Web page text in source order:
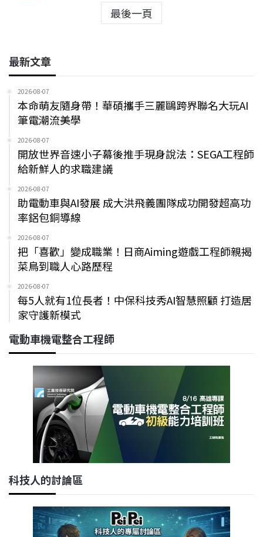
最後一頁
最新文章
2026-08-07
本命萌友隨身帶！華碩攜手三麗鷗跨界聯名大玩AI
筆電潮流美學
2026-08-07
開放世界音速小子幕後推手現身說法：SEGA工程師
給新鮮人的求職建議
2026-08-07
助電動車與AI發展 成大洪飛義團隊成功開發超高功
率鋁包銅導線
2026-08-07
把「喜歡」變成職業！日商Aiming遊戲工程師親揭
菜鳥到職人心路歷程
2026-08-07
每5人就有1位長者！中保科技秀AI智慧照顧 打造居
家守護新模式
電動車機電整合工程師
科技人的討論區